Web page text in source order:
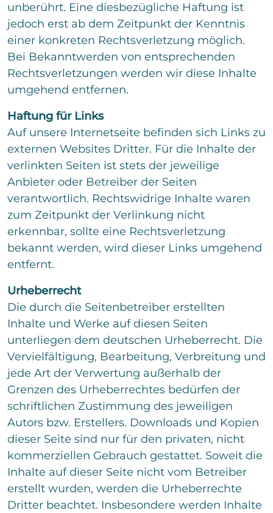
a
r
o
d
e
r
N
a
h
r
i
c
h
Bitte löse die Aufgabe*
Senden
unberührt. Eine diesbezügliche Haftung ist
jedoch erst ab dem Zeitpunkt der Kenntnis
einer konkreten Rechtsverletzung möglich.
Bei Bekanntwerden von entsprechenden
Rechtsverletzungen werden wir diese Inhalte
umgehend entfernen.
Haftung für Links
Auf unsere Internetseite befinden sich Links zu
externen Websites Dritter. Für die Inhalte der
verlinkten Seiten ist stets der jeweilige
Anbieter oder Betreiber der Seiten
verantwortlich. Rechtswidrige Inhalte waren
zum Zeitpunkt der Verlinkung nicht
erkennbar, sollte eine Rechtsverletzung
bekannt werden, wird dieser Links umgehend
entfernt.
Urheberrecht
Die durch die Seitenbetreiber erstellten
Inhalte und Werke auf diesen Seiten
unterliegen dem deutschen Urheberrecht. Die
Vervielfältigung, Bearbeitung, Verbreitung und
jede Art der Verwertung außerhalb der
Grenzen des Urheberrechtes bedürfen der
schriftlichen Zustimmung des jeweiligen
Autors bzw. Erstellers. Downloads und Kopien
dieser Seite sind nur für den privaten, nicht
kommerziellen Gebrauch gestattet. Soweit die
Inhalte auf dieser Seite nicht vom Betreiber
erstellt wurden, werden die Urheberrechte
Dritter beachtet. Insbesondere werden Inhalte